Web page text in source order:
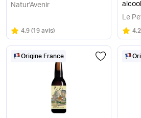
Natur'Avenir
Note
4.9 sur 5
(19 avis)
Le
4.2
Origine France